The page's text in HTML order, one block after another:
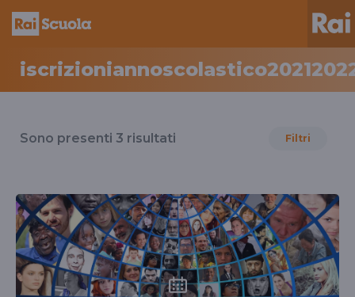
il
iscrizioniannoscolastico20212022
Sono presenti 3 risultati Filtri